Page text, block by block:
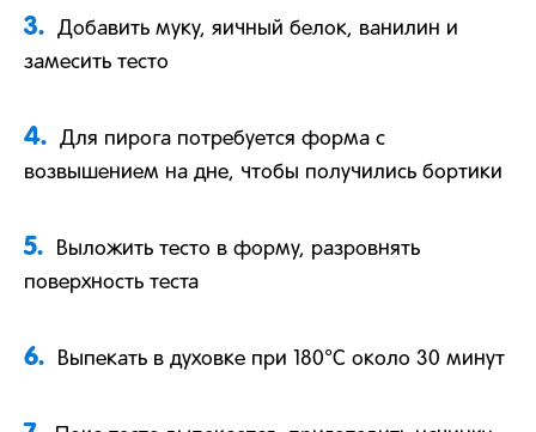
3.
Добавить муку, яичный белок, ванилин и
замесить тесто
4.
Для пирога потребуется форма с
возвышением на дне, чтобы получились бортики
5.
Выложить тесто в форму, разровнять
поверхность теста
6. Выпекать в духовке при 180°С около 30 минут